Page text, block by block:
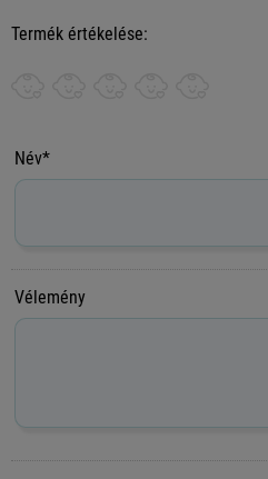
Termék értékelése:
Név*
Vélemény